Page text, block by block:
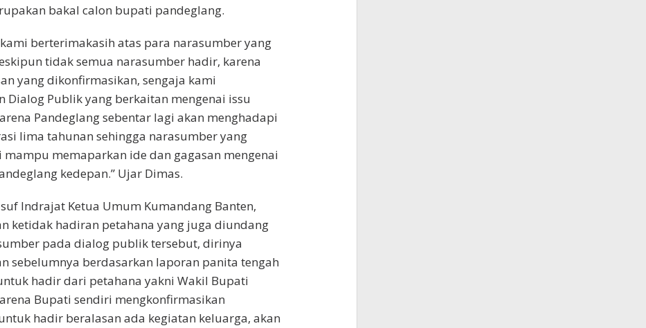
bakal calon bupati pandeglang.
berterimakasih atas para narasumber yang
tidak semua narasumber hadir, karena
yang dikonfirmasikan, sengaja kami
Dialog Publik yang berkaitan mengenai issu
Pandeglang sebentar lagi akan menghadapi
lima tahunan sehingga narasumber yang
memaparkan ide dan gagasan mengenai
kedepan.” Ujar Dimas.
Indrajat Ketua Umum Kumandang Banten,
ketidak hadiran petahana yang juga diundang
pada dialog publik tersebut, dirinya
sebelumnya berdasarkan laporan panita tengah
hadir dari petahana yakni Wakil Bupati
Bupati sendiri mengkonfirmasikan
hadir beralasan ada kegiatan keluarga, akan